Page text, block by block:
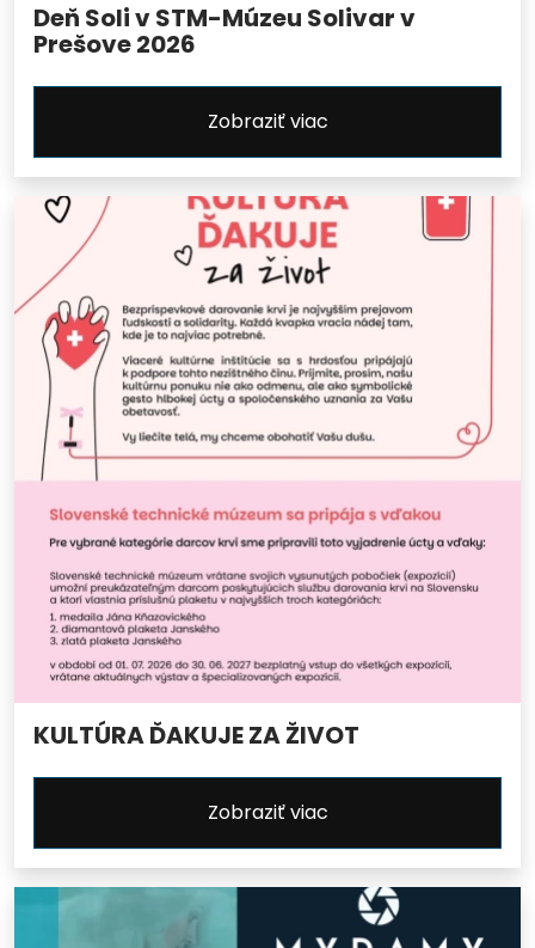
Deň Soli v STM-Múzeu Solivar v
Prešove 2026
Zobraziť viac
KULTÚRA ĎAKUJE ZA ŽIVOT
Zobraziť viac